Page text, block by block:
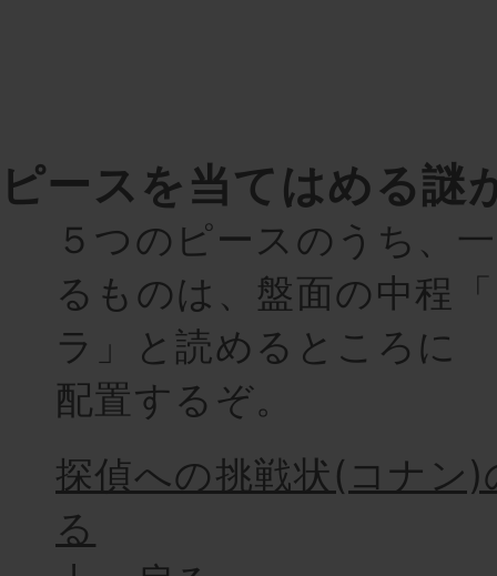
ピースを当てはめる謎
５つのピースのうち、
るものは、盤面の中程
ラ」と読めるところに
配置するぞ。
探偵への挑戦状(コナン
る